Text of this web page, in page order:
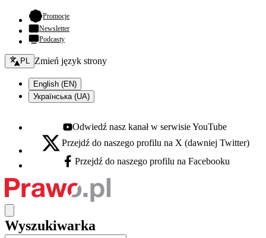
Promocje- otwiera się w nowej karcie
Newsletter
Podcasty
Zmień język - bieżący:
PL Zmień język strony
English (EN)
Українська (UA)
Youtube - otwiera się w nowej karcie
Odwiedź nasz kanał w serwisie YouTube
X - otwiera się w nowej karcie
Przejdź do naszego profilu na X (dawniej Twitter)
Facebook - otwiera się w nowej karcie
Przejdź do naszego profilu na Facebooku
Wyszukiwarka